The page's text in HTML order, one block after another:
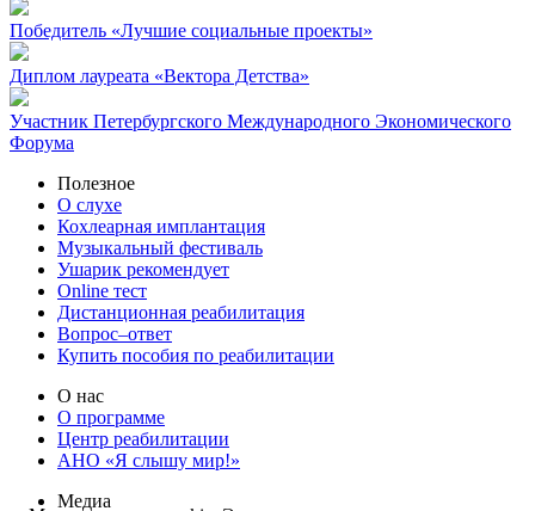
Победитель «Лучшие социальные проекты»
Диплом лауреата «Вектора Детства»
Участник Петербургского Международного Экономического
Форума
Полезное
О слухе
Кохлеарная имплантация
Музыкальный фестиваль
Ушарик рекомендует
Online тест
Дистанционная реабилитация
Вопрос–ответ
Купить пособия по реабилитации
О нас
О программе
Центр реабилитации
АНО «Я слышу мир!»
Медиа